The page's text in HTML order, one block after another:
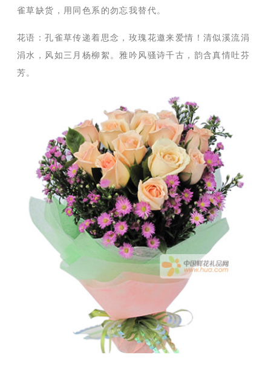
雀草缺货，用同色系的勿忘我替代。
花语：孔雀草传递着思念，玫瑰花邀来爱情！清似溪流涓
涓水，风如三月杨柳絮。雅吟风骚诗千古，韵含真情吐芬
芳。